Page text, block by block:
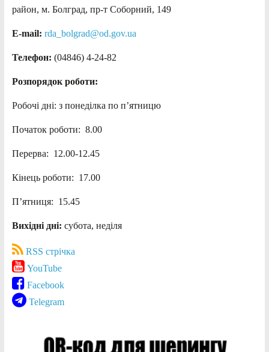
район, м. Болград, пр-т Соборний, 149
E-mail: rda_bolgrad@od.gov.ua
Телефон: (04846) 4-24-82
Розпорядок роботи:
Робочі дні: з понеділка по п’ятницю
Початок роботи: 8.00
Перерва: 12.00-12.45
Кінець роботи: 17.00
П’ятниця: 15.45
Вихідні дні: субота, неділя
RSS стрічка
YouTube
Facebook
Telegram